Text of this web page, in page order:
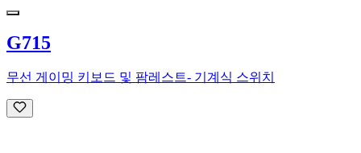
G715
무선 게이밍 키보드 및 팜레스트- 기계식 스위치